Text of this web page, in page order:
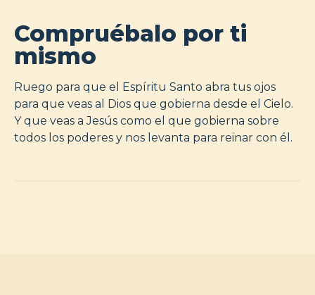
Compruébalo por ti
mismo
Ruego para que el Espíritu Santo abra tus ojos
para que veas al Dios que gobierna desde el Cielo.
Y que veas a Jesús como el que gobierna sobre
todos los poderes y nos levanta para reinar con él.